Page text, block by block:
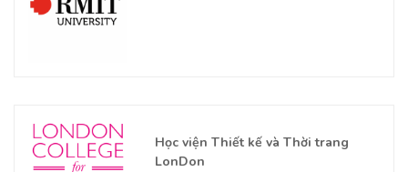
Học viện Thiết kế và Thời trang
LonDon